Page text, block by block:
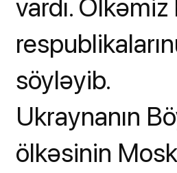
vardı.
söyləyib.
Ukraynanın
ölkəsinin